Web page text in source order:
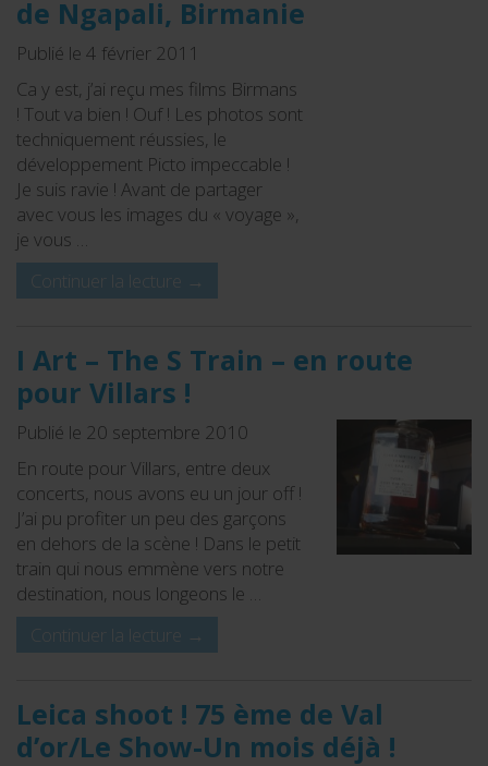
de Ngapali, Birmanie
Publié le 4 février 2011
Ca y est, j’ai reçu mes films Birmans
! Tout va bien ! Ouf ! Les photos sont
techniquement réussies, le
développement Picto impeccable !
Je suis ravie ! Avant de partager
avec vous les images du « voyage »,
je vous …
Continuer la lecture
→
I Art – The S Train – en route
pour Villars !
Publié le 20 septembre 2010
En route pour Villars, entre deux
concerts, nous avons eu un jour off !
J’ai pu profiter un peu des garçons
en dehors de la scène ! Dans le petit
train qui nous emmène vers notre
destination, nous longeons le …
Continuer la lecture
→
Leica shoot ! 75 ème de Val
d’or/Le Show-Un mois déjà !